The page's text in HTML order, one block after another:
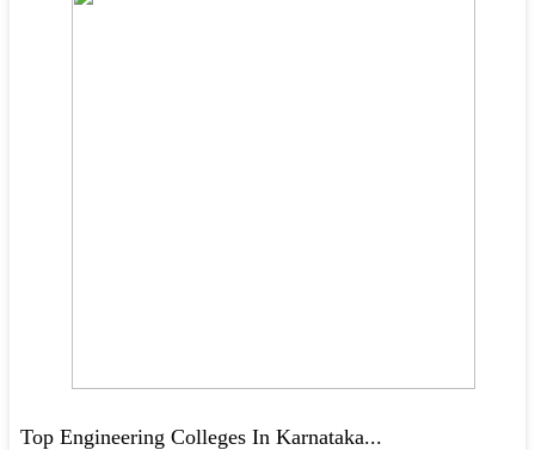
Top Engineering Colleges In Karnataka...